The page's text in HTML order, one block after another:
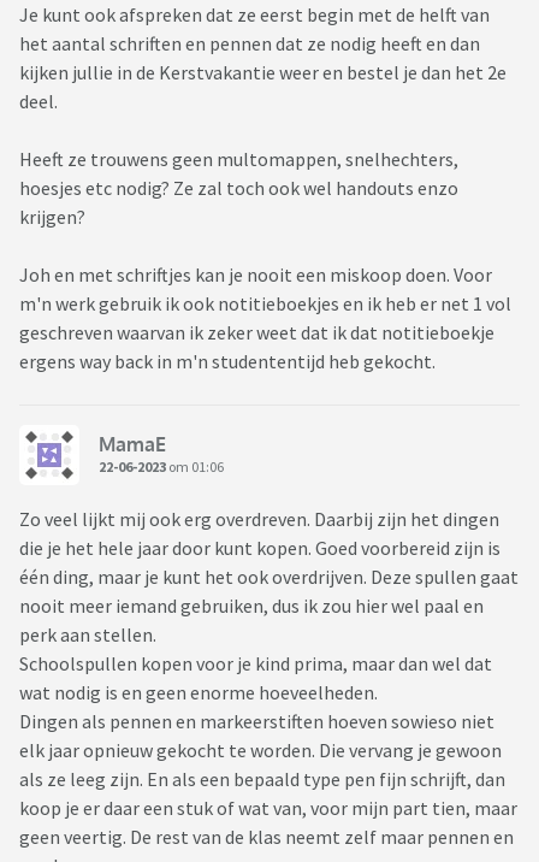
Je kunt ook afspreken dat ze eerst begin met de helft van
het aantal schriften en pennen dat ze nodig heeft en dan
kijken jullie in de Kerstvakantie weer en bestel je dan het 2e
deel.
Heeft ze trouwens geen multomappen, snelhechters,
hoesjes etc nodig? Ze zal toch ook wel handouts enzo
krijgen?
Joh en met schriftjes kan je nooit een miskoop doen. Voor
m'n werk gebruik ik ook notitieboekjes en ik heb er net 1 vol
geschreven waarvan ik zeker weet dat ik dat notitieboekje
ergens way back in m'n studententijd heb gekocht.
MamaE
22-06-2023 om 01:06
Zo veel lijkt mij ook erg overdreven. Daarbij zijn het dingen
die je het hele jaar door kunt kopen. Goed voorbereid zijn is
één ding, maar je kunt het ook overdrijven. Deze spullen gaat
nooit meer iemand gebruiken, dus ik zou hier wel paal en
perk aan stellen.
Schoolspullen kopen voor je kind prima, maar dan wel dat
wat nodig is en geen enorme hoeveelheden.
Dingen als pennen en markeerstiften hoeven sowieso niet
elk jaar opnieuw gekocht te worden. Die vervang je gewoon
als ze leeg zijn. En als een bepaald type pen fijn schrijft, dan
koop je er daar een stuk of wat van, voor mijn part tien, maar
geen veertig. De rest van de klas neemt zelf maar pennen en